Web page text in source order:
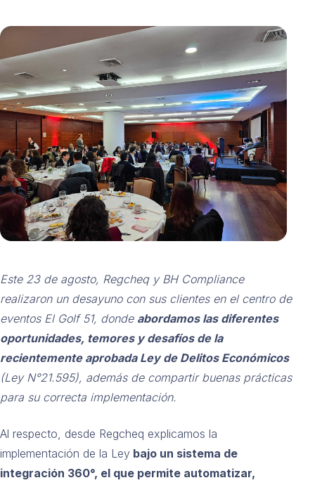
Este 23 de agosto, Regcheq y BH Compliance
realizaron un desayuno con sus clientes en el centro de
eventos El Golf 51, donde abordamos las diferentes
oportunidades, temores y desafíos de la
recientemente aprobada Ley de Delitos Económicos
(Ley N°21.595), además de compartir buenas prácticas
para su correcta implementación.
Al respecto, desde Regcheq explicamos la
implementación de la Ley bajo un sistema de
integración 360°, el que permite automatizar,